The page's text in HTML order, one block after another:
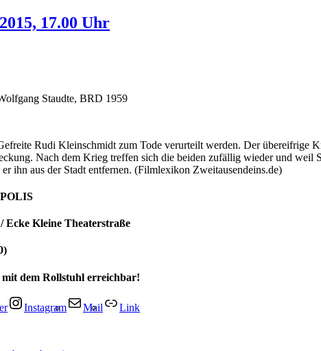
17.00 Uhr
Staudte, BRD 1959
Rudi Kleinschmidt zum Tode verurteilt werden. Der übereifrige
Nach dem Krieg treffen sich die beiden zufällig wieder und weil
ihn aus der Stadt entfernen. (Filmlexikon Zweitausendeins.de)
Kleine Theaterstraße
dem Rollstuhl erreichbar!
Instagram Mail Link